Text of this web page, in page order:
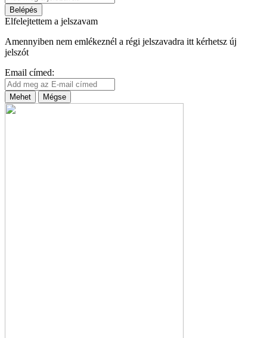
Belépés
Elfelejtettem a jelszavam
Amennyiben nem emlékeznél a régi jelszavadra itt kérhetsz új
jelszót
Email címed:
Mehet Mégse